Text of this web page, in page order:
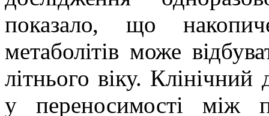
показало, що
метаболітів може
літнього віку.
у переносимості між